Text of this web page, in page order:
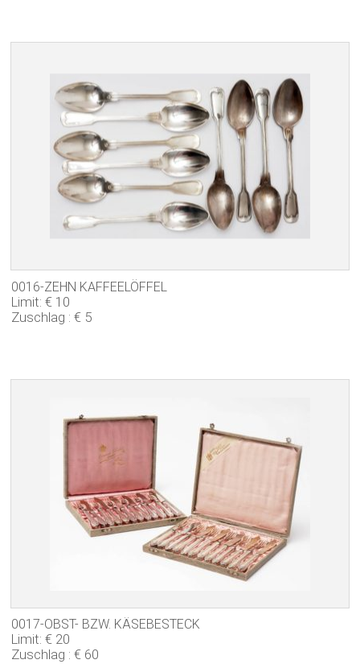
0016-ZEHN KAFFEELÖFFEL
Limit: € 10
Zuschlag : € 5
0017-OBST- BZW. KÄSEBESTECK
Limit: € 20
Zuschlag : € 60